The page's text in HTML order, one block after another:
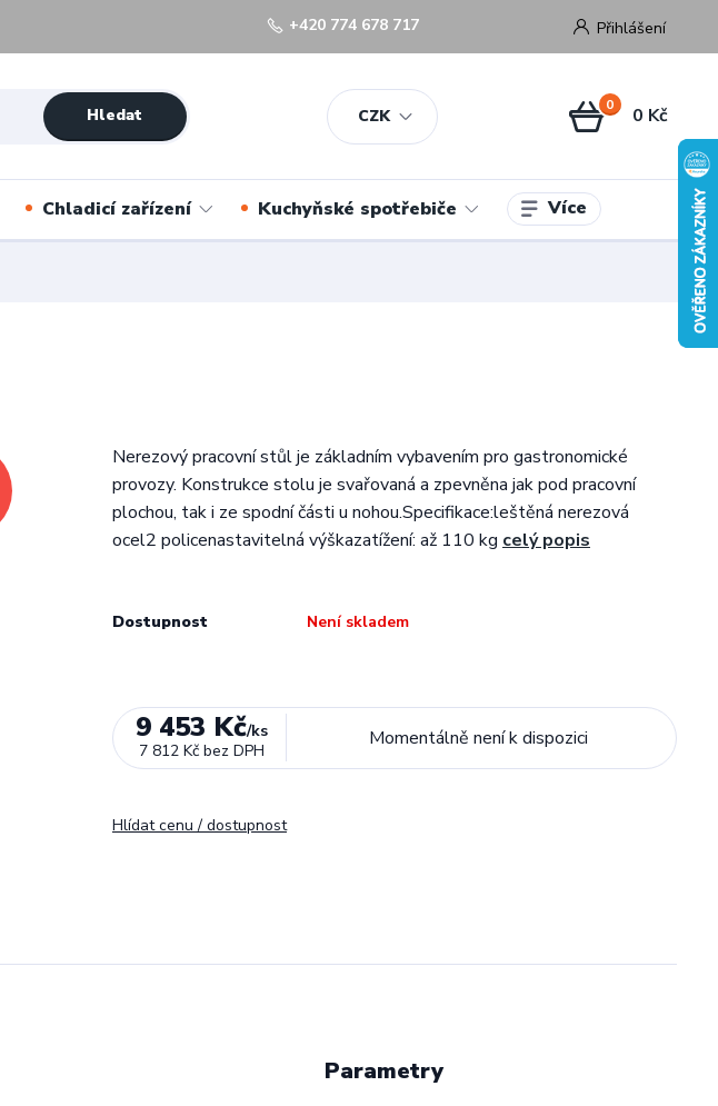
CZK
Přihlášení
Hledat
+420 774 678 717
0 0 Kč
Chladicí zařízení Kuchyňské spotřebiče Více
Nerezový pracovní stůl je základním vybavením pro gastronomické
provozy. Konstrukce stolu je svařovaná a zpevněna jak pod pracovní
plochou, tak i ze spodní části u nohou.Specifikace:leštěná nerezová
ocel2 policenastavitelná výškazatížení: až 110 kg celý popis
Dostupnost Není skladem
9 453 Kč/ks
7 812 Kč bez DPH
Momentálně není k dispozici
Hlídat cenu / dostupnost
Parametry